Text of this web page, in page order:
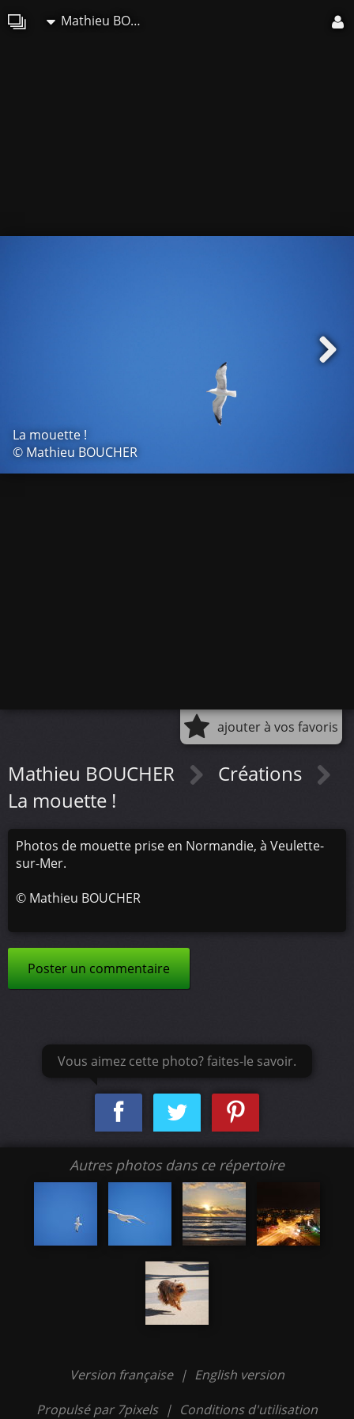
Mathieu BOUCHER
La mouette !
© Mathieu BOUCHER
ajouter à vos favoris
Mathieu BOUCHER
Créations
La mouette !
Photos de mouette prise en Normandie, à Veulette-
sur-Mer.
© Mathieu BOUCHER
Poster un commentaire
Vous aimez cette photo? faites-le savoir.
Autres photos dans ce répertoire
Version française | English version
Propulsé par 7pixels | Conditions d'utilisation